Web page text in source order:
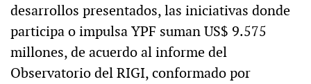
desarrollos presentados, las iniciativas donde
participa o impulsa YPF suman US$ 9.575
millones, de acuerdo al informe del
Observatorio del RIGI, conformado por